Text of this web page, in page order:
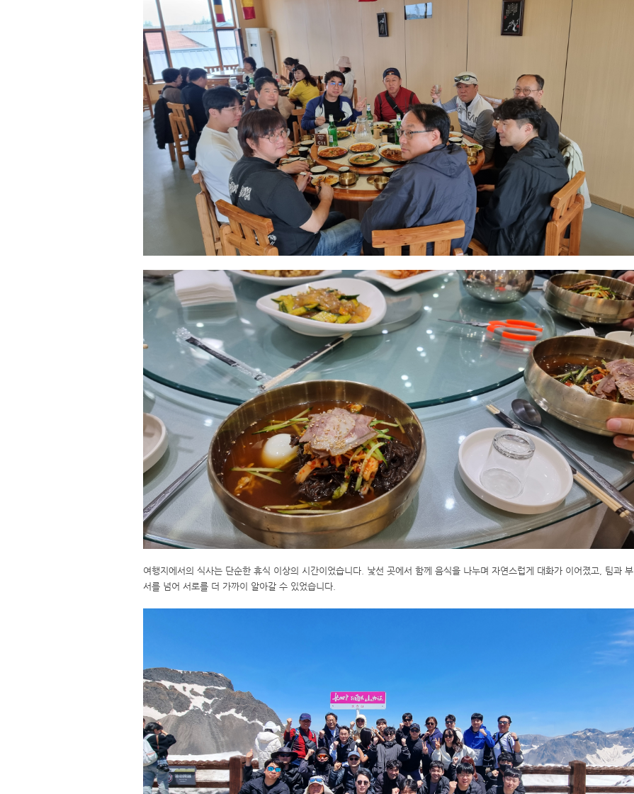
여행지에서의 식사는 단순한 휴식 이상의 시간이었습니다. 낯선 곳에서 함께 음식을 나누며 자연스럽게 대화가 이어졌고, 팀과 부
서를 넘어 서로를 더 가까이 알아갈 수 있었습니다.